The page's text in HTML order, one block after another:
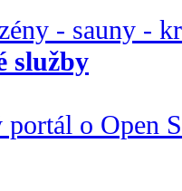
- sauny -
služby
o Open